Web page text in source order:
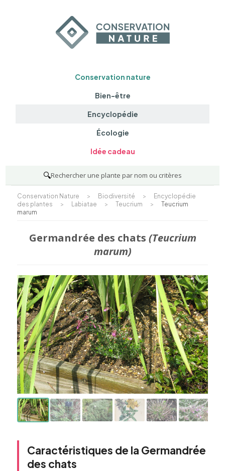
Conservation nature
Bien-être
Encyclopédie
Écologie
Idée cadeau
🔍Rechercher une plante par nom ou critères
Conservation Nature > Biodiversité >
Encyclopédie
des plantes
> Labiatae > Teucrium >
Teucrium
marum
Germandrée des chats (Teucrium
marum)
Caractéristiques de la Germandrée
des chats